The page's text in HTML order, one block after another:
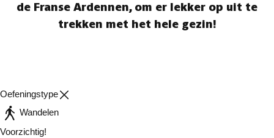
de Franse Ardennen, om er lekker op uit te
trekken met het hele gezin!
Oefeningstype
Wandelen
Voorzichtig!